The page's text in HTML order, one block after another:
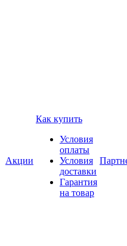
Акции
Как купить
Условия
оплаты
Условия
доставки
Гарантия
на товар